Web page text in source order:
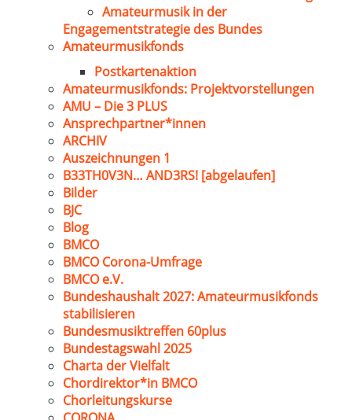
Amateurmusik in der
Engagementstrategie des Bundes
Amateurmusikfonds
Postkartenaktion
Amateurmusikfonds: Projektvorstellungen
AMU – Die 3 PLUS
Ansprechpartner*innen
ARCHIV
Auszeichnungen 1
B33TH0V3N… AND3RS! [abgelaufen]
Bilder
BJC
Blog
BMCO
BMCO Corona-Umfrage
BMCO e.V.
Bundeshaushalt 2027: Amateurmusikfonds
stabilisieren
Bundesmusiktreffen 60plus
Bundestagswahl 2025
Charta der Vielfalt
Chordirektor*in BMCO
Chorleitungskurse